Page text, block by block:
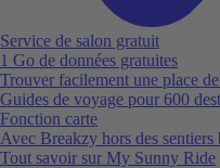
Service de salon gratuit
1 Go de données gratuites
Trouver facilement une place
Guides de voyage pour 600
Fonction carte
Avec Breakzy hors des sentiers
Tout savoir sur My Sunny Ride